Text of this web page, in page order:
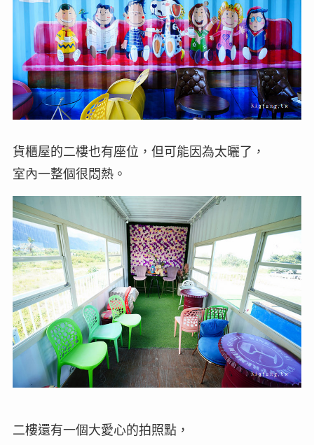
貨櫃屋的二樓也有座位，但可能因為太曬了，
室內一整個很悶熱。
二樓還有一個大愛心的拍照點，